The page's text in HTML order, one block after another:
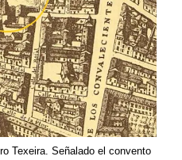
Texeira. Señalado el convento